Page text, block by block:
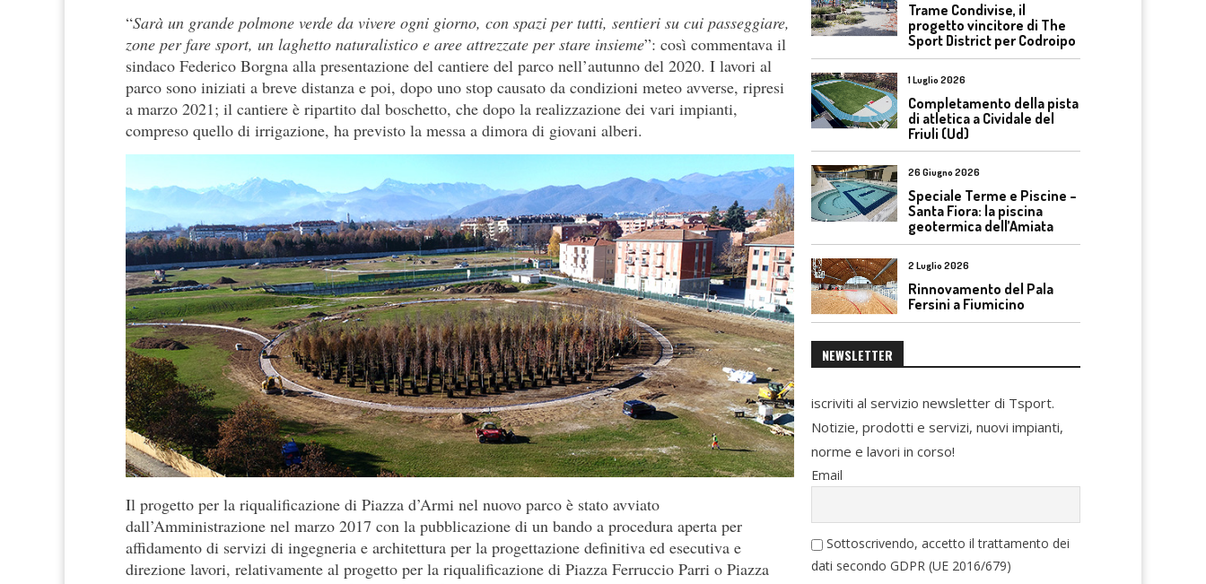
“Sarà un grande polmone verde da vivere ogni giorno, con spazi per tutti, sentieri su cui passeggiare,
zone per fare sport, un laghetto naturalistico e aree attrezzate per stare insieme”: così commentava il
sindaco Federico Borgna alla presentazione del cantiere del parco nell’autunno del 2020. I lavori al
parco sono iniziati a breve distanza e poi, dopo uno stop causato da condizioni meteo avverse, ripresi
a marzo 2021; il cantiere è ripartito dal boschetto, che dopo la realizzazione dei vari impianti,
compreso quello di irrigazione, ha previsto la messa a dimora di giovani alberi.
Il progetto per la riqualificazione di Piazza d’Armi nel nuovo parco è stato avviato
dall’Amministrazione nel marzo 2017 con la pubblicazione di un bando a procedura aperta per
affidamento di servizi di ingegneria e architettura per la progettazione definitiva ed esecutiva e
direzione lavori, relativamente al progetto per la riqualificazione di Piazza Ferruccio Parri o Piazza
Trame Condivise, il
progetto vincitore di The
Sport District per Codroipo
1 Luglio 2026
Completamento della pista
di atletica a Cividale del
Friuli (Ud)
26 Giugno 2026
Speciale Terme e Piscine –
Santa Fiora: la piscina
geotermica dell’Amiata
2 Luglio 2026
Rinnovamento del Pala
Fersini a Fiumicino
NEWSLETTER
iscriviti al servizio newsletter di Tsport.
Notizie, prodotti e servizi, nuovi impianti,
norme e lavori in corso!
Email
Sottoscrivendo, accetto il trattamento dei
dati secondo GDPR (UE 2016/679)